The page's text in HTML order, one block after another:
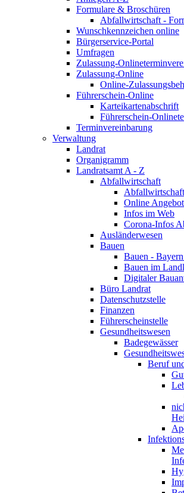
Formulare & Broschüren
Abfallwirtschaft -
Wunschkennzeichen online
Bürgerservice-Portal
Umfragen
Zulassung-
Zulassung-Online
Online-
Führerschein-Online
Karteikartenabschrift
Führerschein-
Terminvereinbarung
Verwaltung
Landrat
Organigramm
Landratsamt A - Z
Abfallwirtschaft
Online
Infos im Web
Corona-Infos
Ausländerwesen
Bauen
Bauen -
Bauen im
Digitaler
Büro Landrat
Datenschutzstelle
Finanzen
Führerscheinstelle
Gesundheitswesen
Badegewässer
Beruf